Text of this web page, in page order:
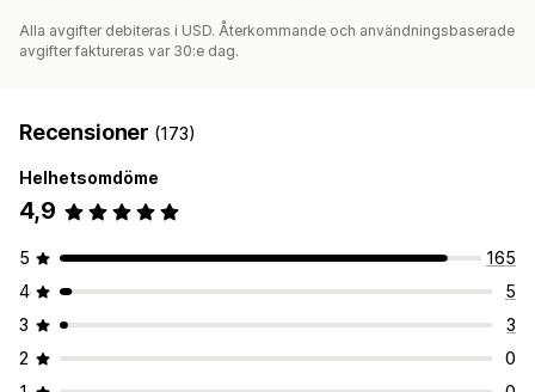
Alla avgifter debiteras i USD. Återkommande och användningsbaserade
avgifter faktureras var 30:e dag.
Recensioner (173)
Helhetsomdöme
4,9
5
165
4
5
3
3
2
0